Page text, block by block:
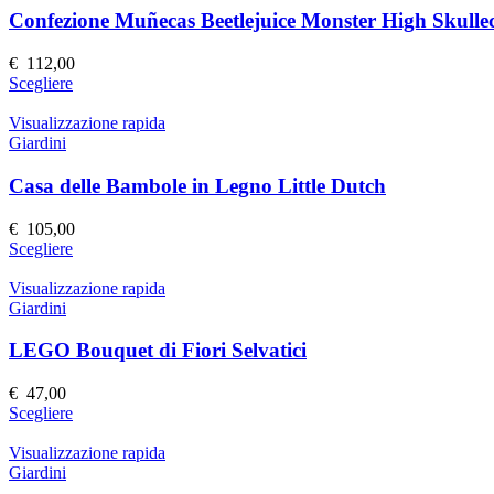
prodotto
Le
possono
scelte
nella
pagina
prodotto
Confezione Muñecas Beetlejuice Monster High
€ 112,00
ScegliereQuesto
ha
Le
opzioni
possono
essere
scelte
nella
pagina
prodotto
Visualizzazione rapida
Giardini
Casa delle Bambole in Legno Little Dutch
€ 105,00
ScegliereQuesto
ha
Le
opzioni
scelte
nella
pagina
Visualizzazione rapida
Giardini
LEGO Bouquet di Fiori Selvatici
€ 47,00
ScegliereQuesto
ha
Visualizzazione rapida
Giardini